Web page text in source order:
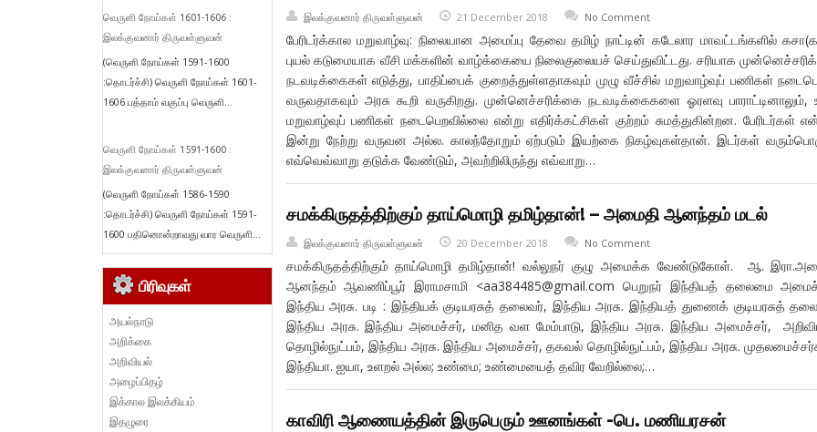
இலக்குவனார் திருவள்ளுவன் 21 December 2018 No Comment
பேரிடர்க்கால மறுவாழ்வு: நிலையான அமைப்பு தேவை தமிழ் நாட்டின் கடேலார மாவட்டங்களில்
புயல் கடுமையாக வீசி மக்களின் வாழ்க்கையை நிலைகுலையச் செய்துவிட்டது. சரியாக
நடவடிக்கைகள் எடுத்து, பாதிப்பைக் குறைத்துள்ளதாகவும் முழு வீச்சில் மறுவாழ்வுப் பணிகள்
வருவதாகவும் அரசு கூறி வருகிறது. முன்னெச்சரிக்கை நடவடிக்கைகளை ஓரளவு பாராட்டினாலும்,
மறுவாழ்வுப் பணிகள் நடைபெறவில்லை என்று எதிர்க்கட்சிகள் குற்றம் சுமத்துகின்றன. பேரிடர்கள்
இன்று நேற்று வருவன அல்ல. காலந்தோறும் ஏற்படும் இயற்கை நிகழ்வுகள்தான். இடர்கள்
எவ்வெவ்வாறு தடுக்க வேண்டும், அவற்றிலிருந்து எவ்வாறு…
சமக்கிருதத்திற்கும் தாய்மொழி தமிழ்தான்! – அமைதி ஆனந்தம் மடல்
இலக்குவனார் திருவள்ளுவன் 20 December 2018 No Comment
சமக்கிருதத்திற்கும் தாய்மொழி தமிழ்தான்! வல்லுநர் குழு அமைக்க வேண்டுகோள். ஆ.
ஆனந்தம் ஆவணிப்பூர் இராமசாமி <aa384485@gmail.com பெறுநர் இந்தியத் தலைமை
இந்திய அரசு. படி : இந்தியக் குடியரசுத் தலைவர், இந்திய அரசு. இந்தியத் துணைக் குடியரசுத்
இந்திய அரசு. இந்திய அமைச்சர், மனித வள மேம்பாடு, இந்திய அரசு. இந்திய அமைச்சர்,
தொழில்நுட்பம், இந்திய அரசு. இந்திய அமைச்சர், தகவல் தொழில்நுட்பம், இந்திய அரசு.
இந்தியா. ஐயா, உளறல் அல்ல; உண்மை; உண்மையைத் தவிர வேறில்லை;…
காவிரி ஆணையத்தின் இருபெரும் ஊனங்கள் -பெ. மணியரசன்
வெருளி நோய்கள் 1601-1606 :
இலக்குவனார் திருவள்ளுவன்
(வெருளி நோய்கள் 1591-1600
:தொடர்ச்சி) வெருளி நோய்கள் 1601-
1606 பத்தாம் வகுப்பு வெருளி...
வெருளி நோய்கள் 1591-1600 :
இலக்குவனார் திருவள்ளுவன்
(வெருளி நோய்கள் 1586-1590
:தொடர்ச்சி) வெருளி நோய்கள் 1591-
1600 பதினொன்றாவது வார வெருளி...
பிரிவுகள்
அயல்நாடு
அறிக்கை
அறிவியல்
அழைப்பிதழ்
இக்கால இலக்கியம்
இதழுரை